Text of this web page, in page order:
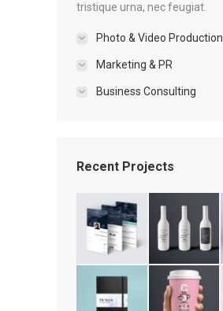
tristique urna, nec feugiat.
Photo & Video Production
Marketing & PR
Business Consulting
Recent Projects